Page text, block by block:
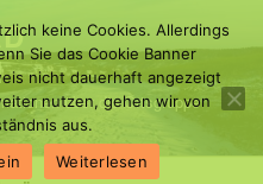
über die Ortsgruppe
keine Cookies. Allerdings
Sie das Cookie Banner
nicht dauerhaft angezeigt
nutzen, gehen wir von
aus.
Weiterlesen